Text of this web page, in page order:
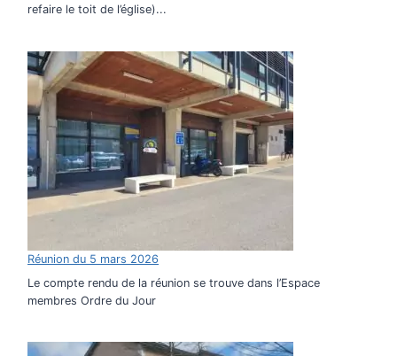
refaire le toit de l’église)...
Réunion du 5 mars 2026
Le compte rendu de la réunion se trouve dans l’Espace
membres Ordre du Jour